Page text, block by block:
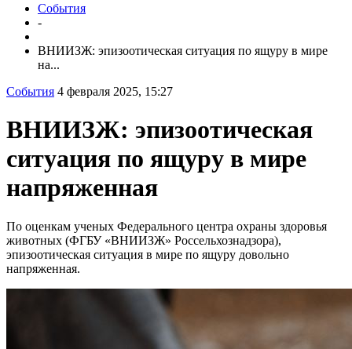
События
-
ВНИИЗЖ: эпизоотическая ситуация по ящуру в мире
на...
События 4 февраля 2025, 15:27
ВНИИЗЖ: эпизоотическая
ситуация по ящуру в мире
напряженная
По оценкам ученых Федерального центра охраны здоровья
животных (ФГБУ «ВНИИЗЖ» Россельхознадзора),
эпизоотическая ситуация в мире по ящуру довольно
напряженная.